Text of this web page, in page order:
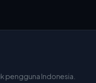
pengguna Indonesia.